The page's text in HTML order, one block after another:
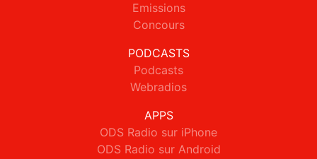
Emissions
Concours
PODCASTS
Podcasts
Webradios
APPS
ODS Radio sur iPhone
ODS Radio sur Android